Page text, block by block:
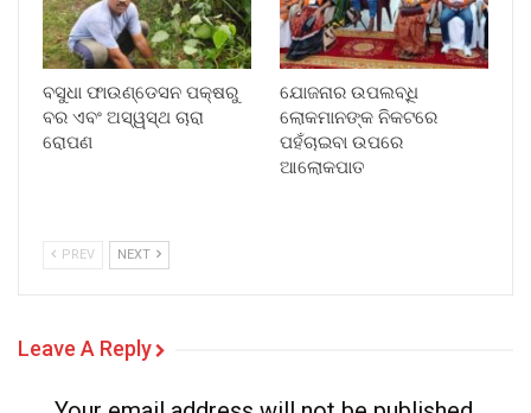
ବସୁଧା ଫାଉଣ୍ଡେସନ ପକ୍ଷରୁ
ବର ଏବଂ ଅସ୍ୱସ୍ଥ ଚାରା
ରୋପଣ
ଯୋଜନାର ଉପଲବ୍ଧି
ଲୋକମାନଙ୍କ ନିକଟରେ
ପହଁଚାଇବା ଉପରେ
ଆଲୋକପାତ
PREV NEXT
Leave A Reply